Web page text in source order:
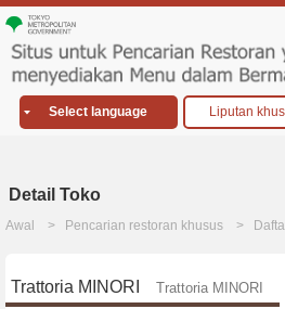
Select language Liputan
Detail Toko
Awal Pencarian restoran khusus
Trattoria MINORI Trattoria MINORI